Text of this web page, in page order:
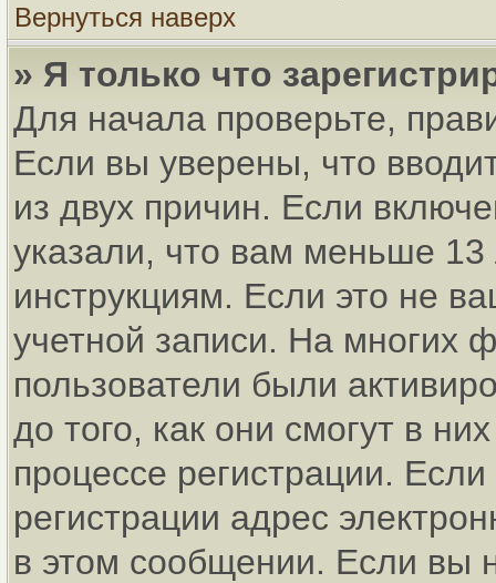
Вернуться наверх
» Я только что
Для начала проверьте,
Если вы уверены, что
из двух причин. Если
указали, что вам меньше
инструкциям. Если это не
учетной записи. На многих
пользователи были
до того, как они смогут в
процессе регистрации.
регистрации адрес
в этом сообщении. Если вы